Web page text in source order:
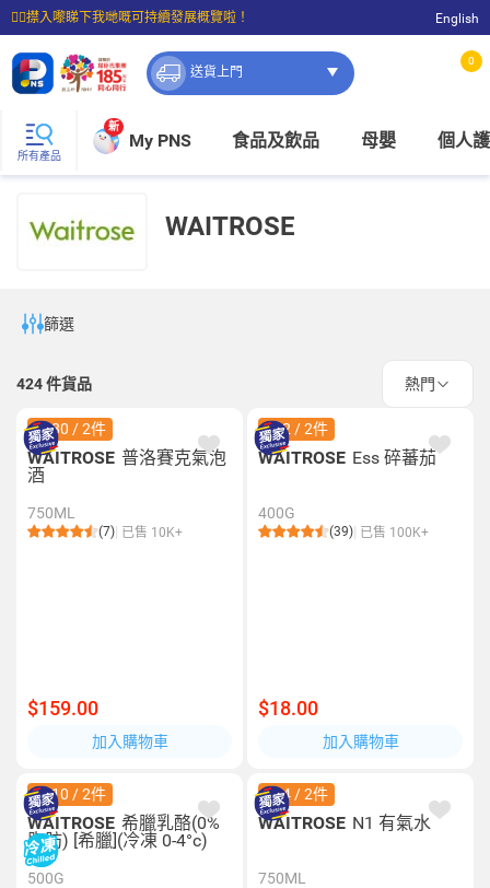
☝🏼㩒入嚟睇下我哋嘅可持續發展概覽啦！
⭐購物滿$399即享免費送貨；滿$100即可免費店取。
English
送貨上門
0
所有產品
新
My PNS 食品及飲品 母嬰 個人
WAITROSE
篩選
424件貨品 熱門
$180 / 2件
WAITROSE 普洛賽克氣泡
酒
750ML
(7) 已售 10K+
$159.00
加入購物車
$32 / 2件
WAITROSE Ess 碎蕃茄
400G
(39) 已售 100K+
$18.00
加入購物車
$110 / 2件
WAITROSE 希臘乳酪(0%
脂肪) [希臘](冷凍 0-4°c)
500G
$34 / 2件
WAITROSE N1 有氣水
750ML